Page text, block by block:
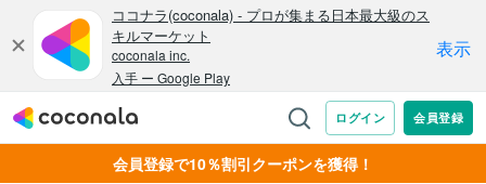
会員登録で10％割引クーポンを獲得！